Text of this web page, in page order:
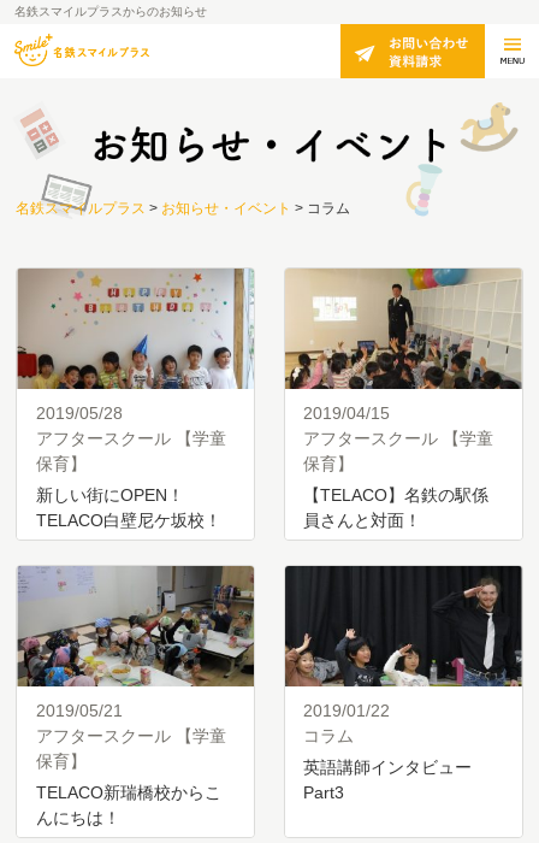
名鉄スマイルプラスからのお知らせ
名鉄スマイルプラス > お知らせ・イベント > コラム
2019/05/28
アフタースクール 【学童
保育】
新しい街にOPEN！
TELACO白壁尼ケ坂校！
2019/04/15
アフタースクール 【学童
保育】
【TELACO】名鉄の駅係
員さんと対面！
2019/05/21
アフタースクール 【学童
保育】
TELACO新瑞橋校からこ
んにちは！
2019/01/22
コラム
英語講師インタビュー
Part3